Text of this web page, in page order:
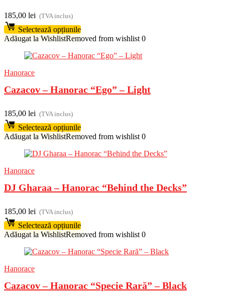
185,00 lei (TVA inclus)
Selectează opțiunile
Adăugat la WishlistRemoved from wishlist 0
Hanorace
Cazacov – Hanorac “Ego” – Light
185,00 lei (TVA inclus)
Selectează opțiunile
Adăugat la WishlistRemoved from wishlist 0
Hanorace
DJ Gharaa – Hanorac “Behind the Decks”
185,00 lei (TVA inclus)
Selectează opțiunile
Adăugat la WishlistRemoved from wishlist 0
Hanorace
Cazacov – Hanorac “Specie Rară” – Black